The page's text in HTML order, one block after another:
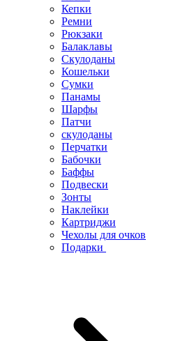
Кепки
Ремни
Рюкзаки
Балаклавы
Скулоданы
Кошельки
Сумки
Панамы
Шарфы
Патчи
скулоданы
Перчатки
Бабочки
Баффы
Подвески
Зонты
Наклейки
Картриджи
Чехолы для очков
Подарки